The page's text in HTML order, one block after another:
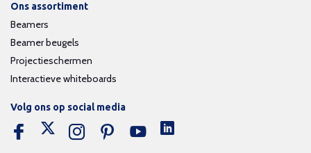
Ons assortiment
Beamers
Beamer beugels
Projectieschermen
Interactieve whiteboards
Volg ons op social media